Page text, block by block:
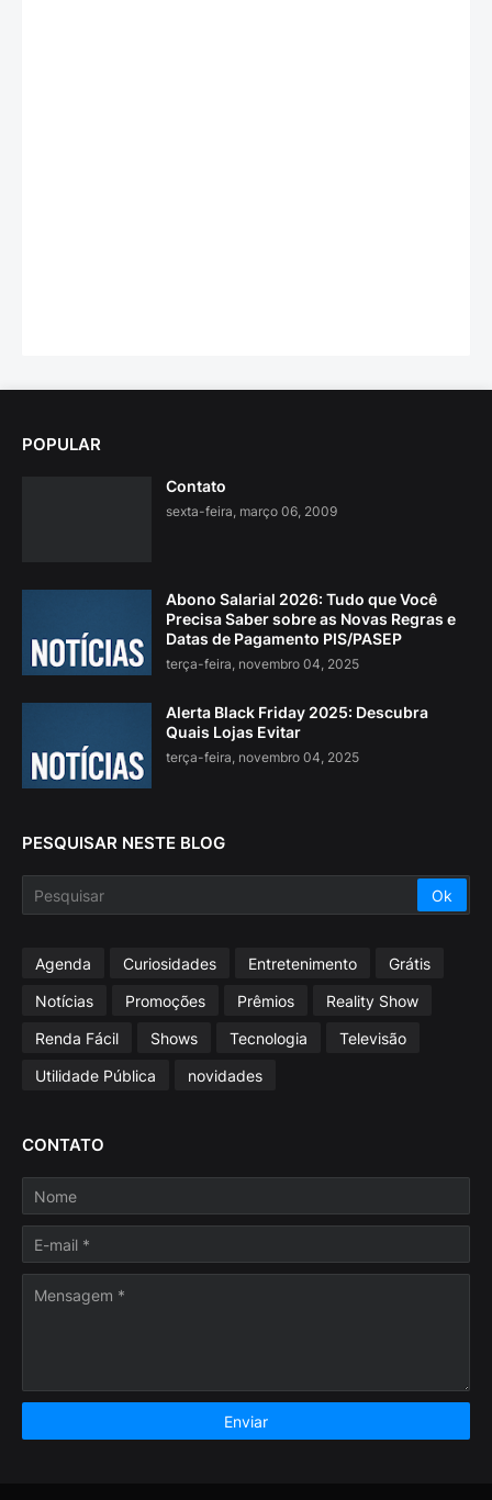
POPULAR
Contato
sexta-feira, março 06, 2009
Abono Salarial 2026: Tudo que Você
Precisa Saber sobre as Novas Regras e
Datas de Pagamento PIS/PASEP
terça-feira, novembro 04, 2025
Alerta Black Friday 2025: Descubra
Quais Lojas Evitar
terça-feira, novembro 04, 2025
PESQUISAR NESTE BLOG
Agenda Curiosidades Entretenimento
Grátis
Notícias
Promoções Prêmios
Reality Show
Renda Fácil
Shows Tecnologia
Televisão
Utilidade Pública
novidades
CONTATO